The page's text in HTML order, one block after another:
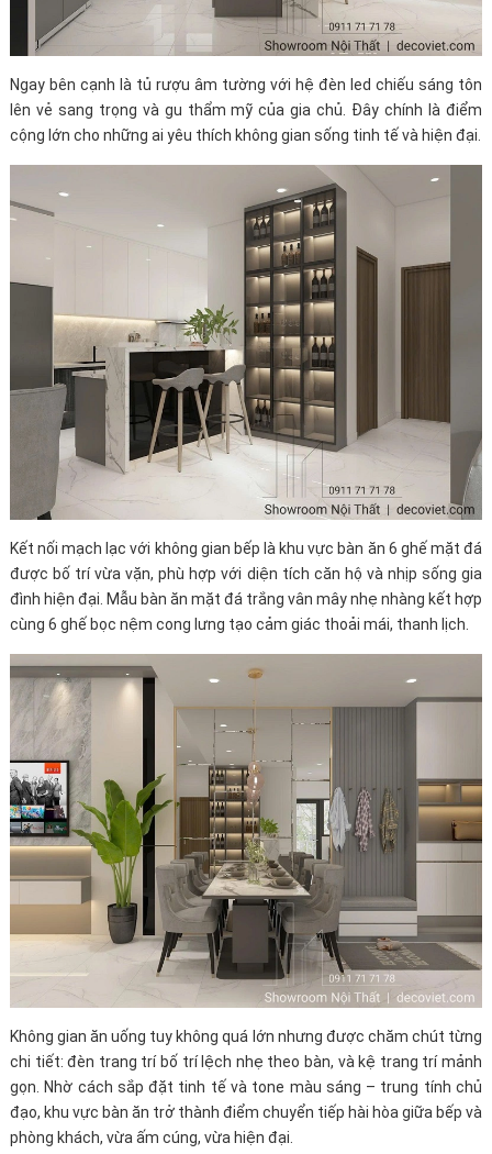
Ngay bên cạnh là tủ rượu âm tường với hệ đèn led chiếu sáng tôn
lên vẻ sang trọng và gu thẩm mỹ của gia chủ. Đây chính là điểm
cộng lớn cho những ai yêu thích không gian sống tinh tế và hiện đại.
Kết nối mạch lạc với không gian bếp là khu vực bàn ăn 6 ghế mặt đá
được bố trí vừa vặn, phù hợp với diện tích căn hộ và nhịp sống gia
đình hiện đại. Mẫu bàn ăn mặt đá trắng vân mây nhẹ nhàng kết hợp
cùng 6 ghế bọc nệm cong lưng tạo cảm giác thoải mái, thanh lịch.
Không gian ăn uống tuy không quá lớn nhưng được chăm chút từng
chi tiết: đèn trang trí bố trí lệch nhẹ theo bàn, và kệ trang trí mảnh
gọn. Nhờ cách sắp đặt tinh tế và tone màu sáng – trung tính chủ
đạo, khu vực bàn ăn trở thành điểm chuyển tiếp hài hòa giữa bếp và
phòng khách, vừa ấm cúng, vừa hiện đại.